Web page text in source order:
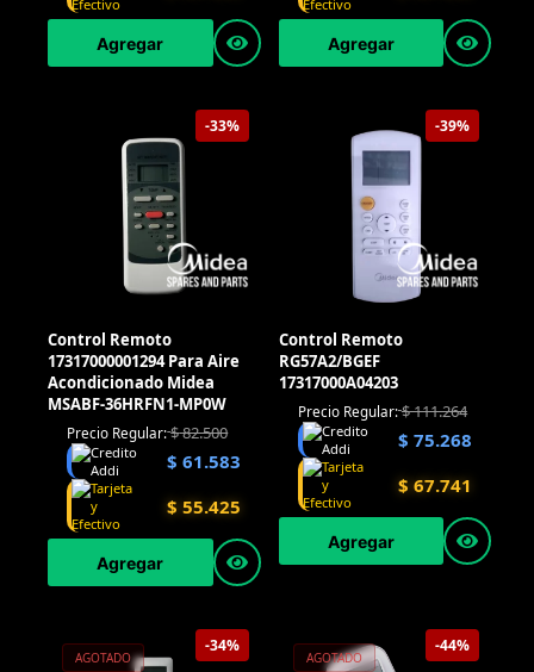
Agregar Agregar
-33%
Control Remoto
17317000001294 Para Aire
Acondicionado Midea
MSABF-36HRFN1-MP0W
Precio Regular:$82.500
$ 61.583
$ 55.425
Agregar
-39%
Control Remoto
RG57A2/BGEF
17317000A04203
Precio Regular:$111.264
$ 75.268
$ 67.741
Agregar
-34%
AGOTADO
-44%
AGOTADO